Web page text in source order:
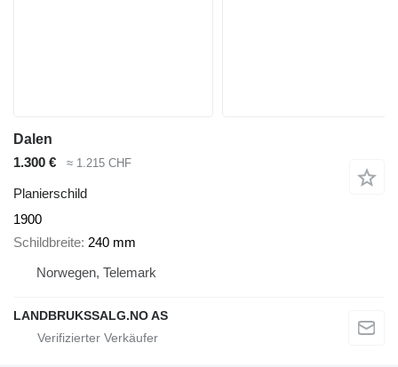
Dalen
1.300 €
≈ 1.215 CHF
Planierschild
1900
Schildbreite 240 mm
Norwegen, Telemark
LANDBRUKSSALG.NO AS